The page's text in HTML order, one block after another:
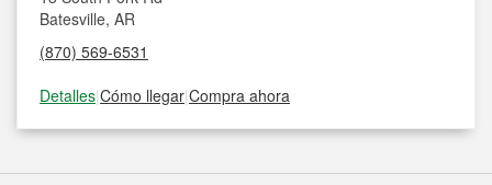
Batesville, AR
(870) 569-6531
Detalles|Cómo llegar|Compra ahora